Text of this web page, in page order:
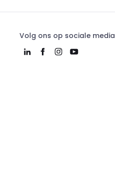
Volg ons op sociale media